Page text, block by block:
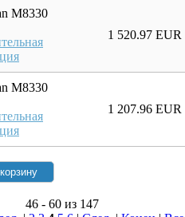
M8330
1 520.97 EUR
M8330
1 207.96 EUR
46 - 60 из 147